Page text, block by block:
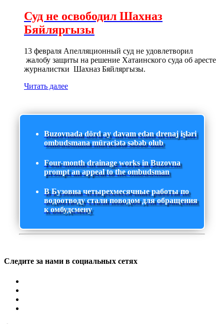
Суд не освободил Шахназ
Бяйляргызы
13 февраля Апелляционный суд не удовлетворил
жалобу защиты на решение Хатаинского суда об аресте
журналистки Шахназ Бяйляргызы.
Читать далее
Buzovnada dörd ay davam edən drenaj işləri
ombudsmana müraciətə səbəb olub
Four-month drainage works in Buzovna
prompt an appeal to the ombudsman
В Бузовна четырехмесячные работы по
водоотводу стали поводом для обращения
к омбудсмену
Следите за нами в социальных сетях